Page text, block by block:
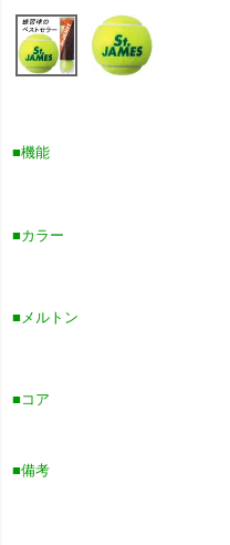
■機能
■カラー
■メルトン
■コア
■備考